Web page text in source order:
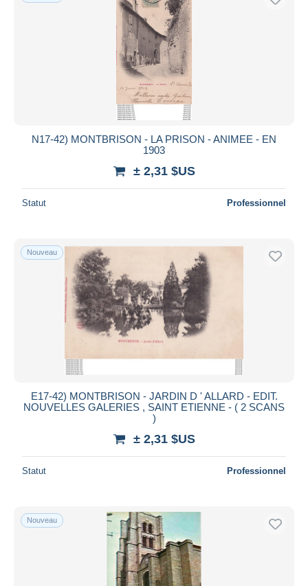
N17-42) MONTBRISON - LA PRISON - ANIMEE - EN
1903
± 2,31 $US
Statut Professionnel
Nouveau
E17-42) MONTBRISON - JARDIN D ' ALLARD - EDIT.
NOUVELLES GALERIES , SAINT ETIENNE - ( 2 SCANS
)
± 2,31 $US
Statut Professionnel
Nouveau